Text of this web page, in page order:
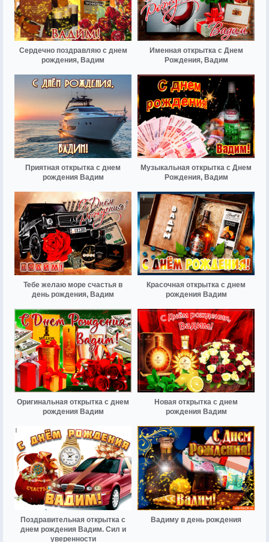
Сердечно поздравляю с днем
рождения, Вадим
Именная открытка с Днем
Рождения, Вадим
Приятная открытка с днем
рождения Вадим
Музыкальная открытка с Днем
Рождения, Вадим
Тебе желаю море счастья в
день рождения, Вадим
Красочная открытка с днем
рождения Вадим
Оригинальная открытка с днем
рождения Вадим
Новая открытка с днем
рождения Вадим
Поздравительная открытка с
днем рождения Вадим. Сил и
уверенности
Вадиму в день рождения